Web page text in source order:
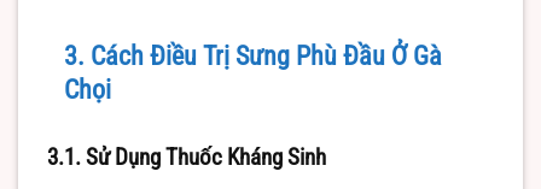
3. Cách Điều Trị Sưng Phù Đầu Ở Gà
Chọi
3.1. Sử Dụng Thuốc Kháng Sinh